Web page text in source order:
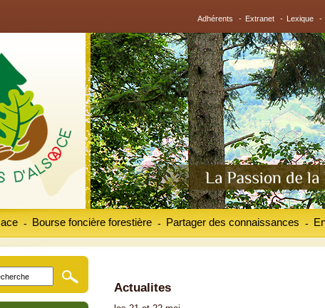
Adhérents - Extranet - Lexique -
Bourse foncière forestière
- Partager des connaissances
- -
Actualites